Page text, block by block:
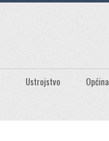
Ustrojstvo